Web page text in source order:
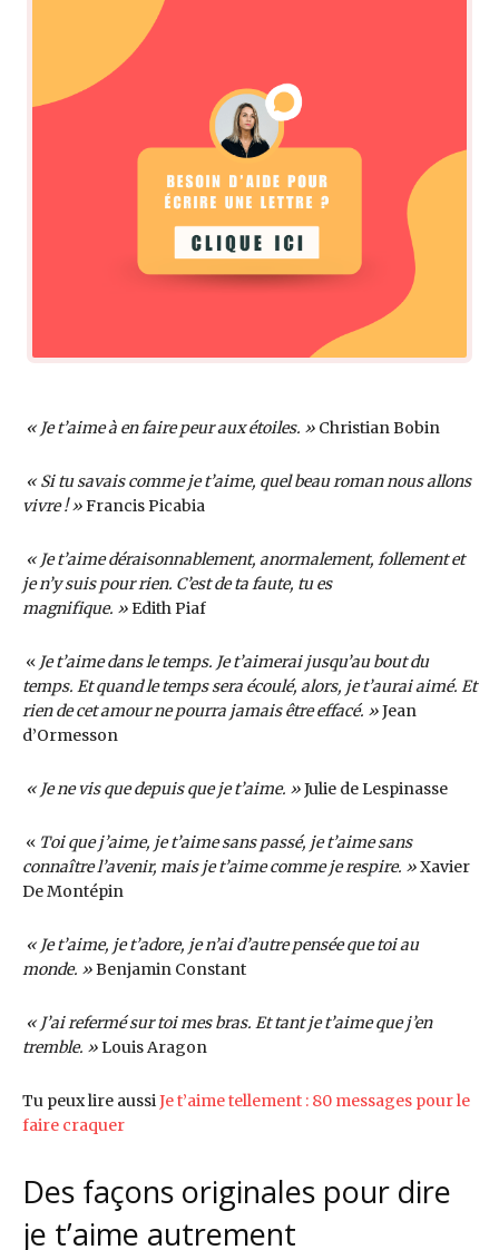
« Je t’aime à en faire peur aux étoiles. » Christian Bobin
« Si tu savais comme je t’aime, quel beau roman nous allons
vivre ! »Francis Picabia
« Je t’aime déraisonnablement, anormalement, follement et
je n’y suis pour rien. C’est de ta faute, tu es
magnifique. » Edith Piaf
« Je t’aime dans le temps. Je t’aimerai jusqu’au bout du
temps. Et quand le temps sera écoulé, alors, je t’aurai aimé. Et
rien de cet amour ne pourra jamais être effacé. »Jean
d’Ormesson
« Je ne vis que depuis que je t’aime. »Julie de Lespinasse
« Toi que j’aime, je t’aime sans passé, je t’aime sans
connaître l’avenir, mais je t’aime comme je respire. »Xavier
De Montépin
« Je t’aime, je t’adore, je n’ai d’autre pensée que toi au
monde. »Benjamin Constant
« J’ai refermé sur toi mes bras. Et tant je t’aime que j’en
tremble. »Louis Aragon
Tu peux lire aussiJe t’aime tellement : 80 messages pour le
faire craquer
Des façons originales pour dire
je t’aime autrement